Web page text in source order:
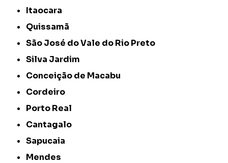
Itaocara
Quissamã
São José do Vale do Rio Preto
Silva Jardim
Conceição de Macabu
Cordeiro
Porto Real
Cantagalo
Sapucaia
Mendes